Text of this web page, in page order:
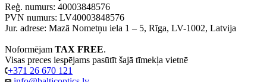
Reģ. numurs: 40003848576
PVN numurs: LV40003848576
Jur. adrese: Mazā Nometņu iela 1 – 5, Rīga, LV-1002, Latvija
Noformējam TAX FREE.
Visas preces iespējams pasūtīt šajā tīmekļa vietnē
+371 26 670 121